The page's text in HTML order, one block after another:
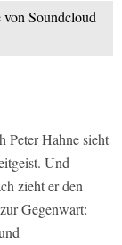
Soundcloud
Peter Hahne sieht
Und
zieht er den
Gegenwart: